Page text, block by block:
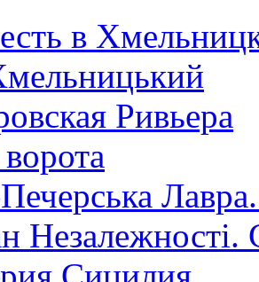
в
Ривьера
Незалежності.